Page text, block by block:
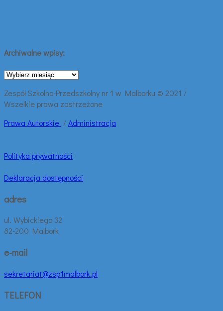
Archiwalne wpisy:
Archiwalne
Zespół Szkolno-Przedszkolny nr 1 w Malborku © 2021 /
Wszelkie prawa zastrzeżone
Prawa Autorskie /Administracja
Polityka prywatności
Deklaracja dostępności
adres
ul. Wybickiego 32
82-200 Malbork
e-mail
sekretariat@zsp1malbork.pl
TELEFON